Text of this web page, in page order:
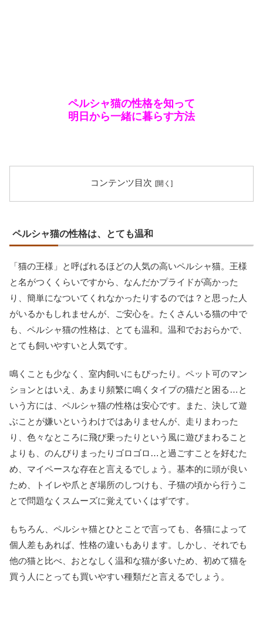
ペルシャ猫の性格を知って
明日から一緒に暮らす方法
コンテンツ目次
ペルシャ猫の性格は、とても温和
「猫の王様」と呼ばれるほどの人気の高いペルシャ猫。王様
と名がつくくらいですから、なんだかプライドが高かった
り、簡単になついてくれなかったりするのでは？と思った人
がいるかもしれませんが、ご安心を。たくさんいる猫の中で
も、ペルシャ猫の性格は、とても温和。温和でおおらかで、
とても飼いやすいと人気です。
鳴くことも少なく、室内飼いにもぴったり。ペット可のマン
ションとはいえ、あまり頻繁に鳴くタイプの猫だと困る…と
いう方には、ペルシャ猫の性格は安心です。また、決して遊
ぶことが嫌いというわけではありませんが、走りまわった
り、色々なところに飛び乗ったりという風に遊びまわること
よりも、のんびりまったりゴロゴロ…と過ごすことを好むた
め、マイペースな存在と言えるでしょう。基本的に頭が良い
ため、トイレや爪とぎ場所のしつけも、子猫の頃から行うこ
とで問題なくスムーズに覚えていくはずです。
もちろん、ペルシャ猫とひとことで言っても、各猫によって
個人差もあれば、性格の違いもあります。しかし、それでも
他の猫と比べ、おとなしく温和な猫が多いため、初めて猫を
買う人にとっても買いやすい種類だと言えるでしょう。